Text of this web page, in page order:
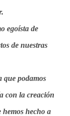
egoísta de
de nuestras
que podamos
con la creación
hecho a